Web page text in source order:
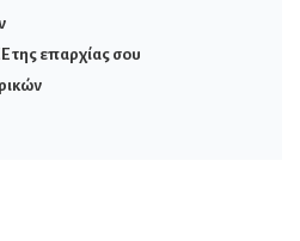
της επαρχίας σου